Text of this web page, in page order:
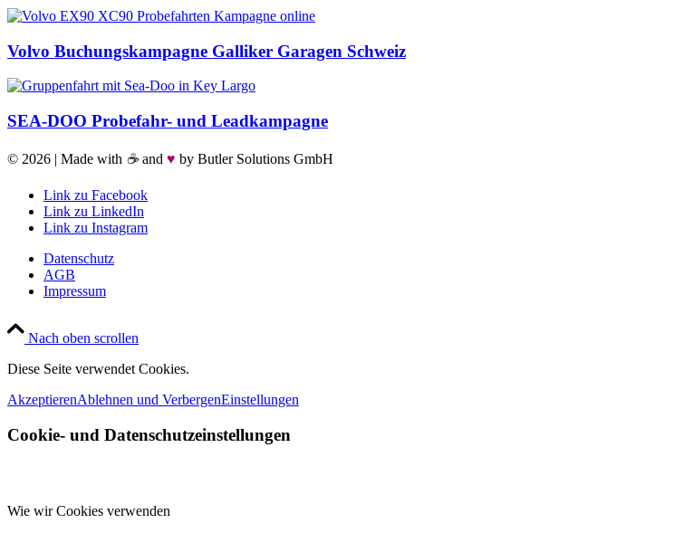
Volvo Buchungskampagne Galliker Garagen Schweiz
SEA-DOO Probefahr- und Leadkampagne
© 2026 | Made with ☕ and ♥ by Butler Solutions GmbH
Link zu Facebook
Link zu LinkedIn
Link zu Instagram
Datenschutz
AGB
Impressum
Nach oben scrollen
Diese Seite verwendet Cookies.
AkzeptierenAblehnen und VerbergenEinstellungen
Cookie- und Datenschutzeinstellungen
Wie wir Cookies verwenden